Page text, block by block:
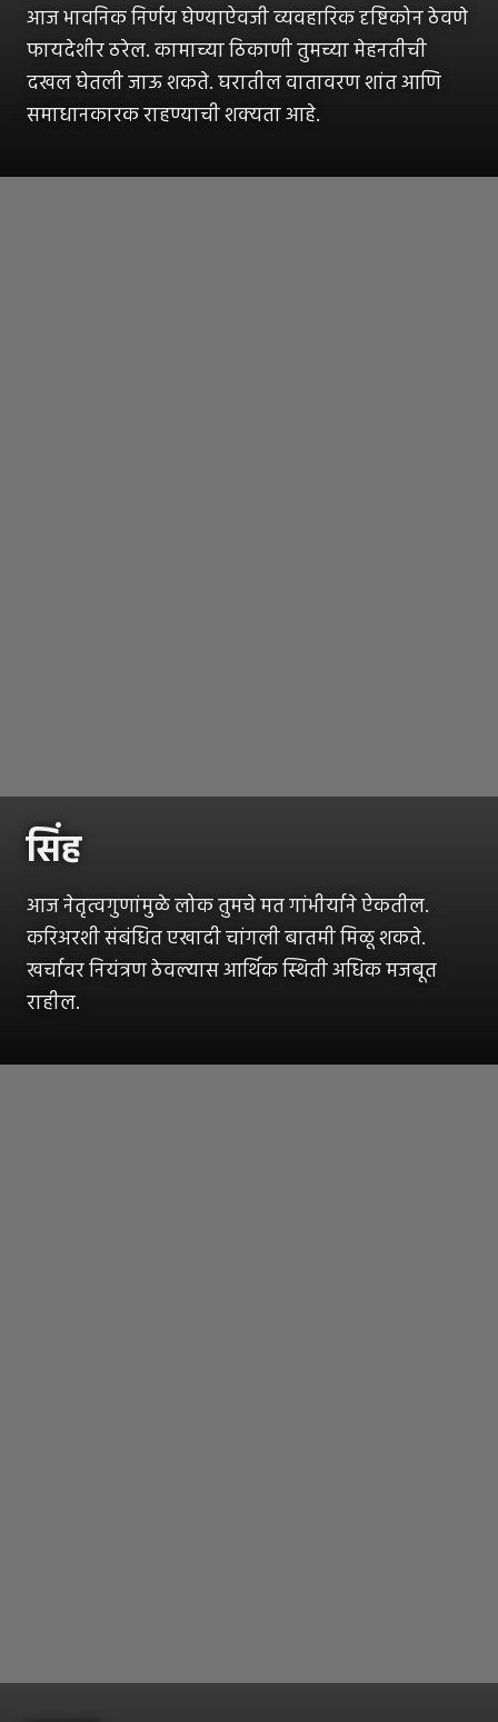
आज भावनिक निर्णय घेण्याऐवजी व्यवहारिक दृष्टिकोन ठेवणे
फायदेशीर ठरेल. कामाच्या ठिकाणी तुमच्या मेहनतीची
दखल घेतली जाऊ शकते. घरातील वातावरण शांत आणि
समाधानकारक राहण्याची शक्यता आहे.
सिंह
आज नेतृत्वगुणांमुळे लोक तुमचे मत गांभीर्याने ऐकतील.
करिअरशी संबंधित एखादी चांगली बातमी मिळू शकते.
खर्चावर नियंत्रण ठेवल्यास आर्थिक स्थिती अधिक मजबूत
राहील.